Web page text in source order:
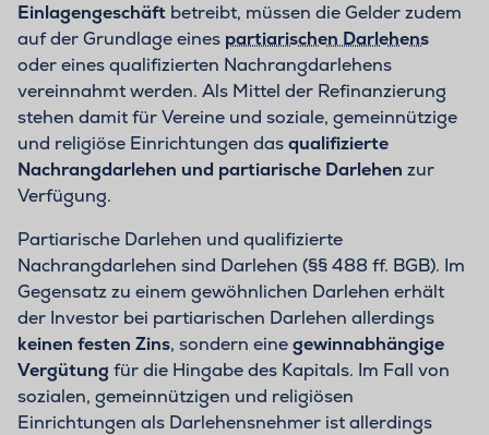
Einlagengeschäft betreibt, müssen die Gelder zudem
auf der Grundlage eines partiarischen Darlehens
oder eines qualifizierten Nachrangdarlehens
vereinnahmt werden. Als Mittel der Refinanzierung
stehen damit für Vereine und soziale, gemeinnützige
und religiöse Einrichtungen dasqualifizierte
Nachrangdarlehen und partiarische Darlehen zur
Verfügung.
Partiarische Darlehen und qualifizierte
Nachrangdarlehen sind Darlehen (§§ 488 ff. BGB). Im
Gegensatz zu einem gewöhnlichen Darlehen erhält
der Investor bei partiarischen Darlehen allerdings
keinen festen Zins, sondern einegewinnabhängige
Vergütung für die Hingabe des Kapitals. Im Fall von
sozialen, gemeinnützigen und religiösen
Einrichtungen als Darlehensnehmer ist allerdings